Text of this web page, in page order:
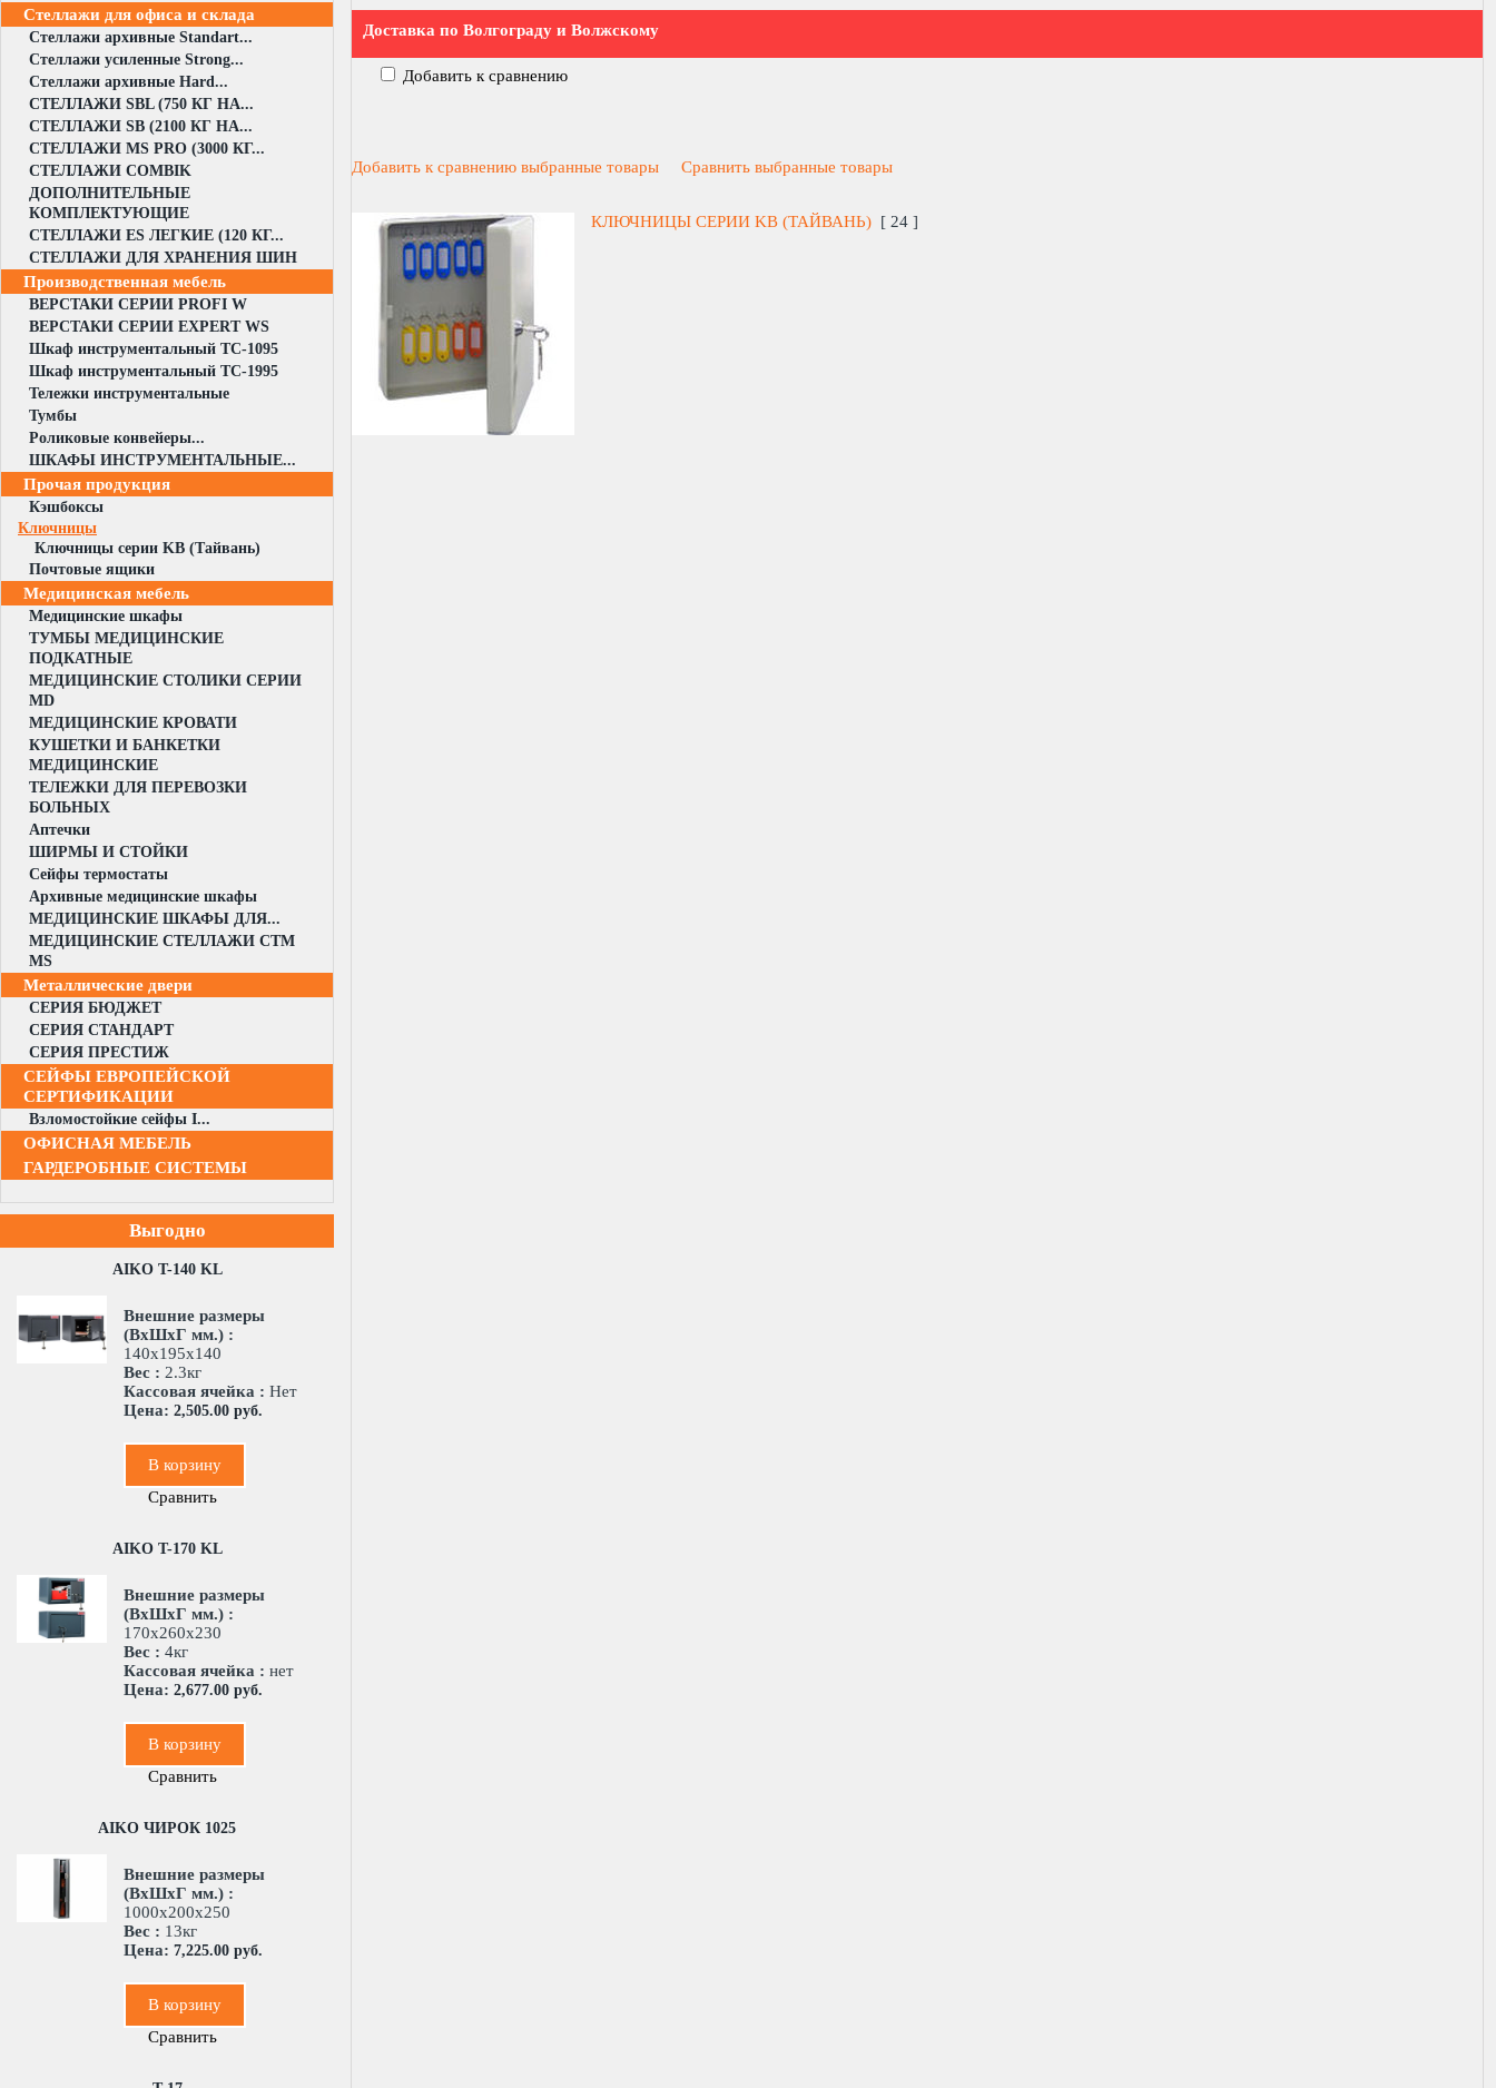
Стеллажи для офиса и склада
Стеллажи архивные Standart...
Стеллажи усиленные Strong...
Стеллажи архивные Hard...
СТЕЛЛАЖИ SBL (750 КГ НА...
СТЕЛЛАЖИ SB (2100 КГ НА...
СТЕЛЛАЖИ MS PRO (3000 КГ...
СТЕЛЛАЖИ COMBIK
ДОПОЛНИТЕЛЬНЫЕ
КОМПЛЕКТУЮЩИЕ
СТЕЛЛАЖИ ES ЛЕГКИЕ (120 КГ...
СТЕЛЛАЖИ ДЛЯ ХРАНЕНИЯ ШИН
Производственная мебель
ВЕРСТАКИ СЕРИИ PROFI W
ВЕРСТАКИ СЕРИИ EXPERT WS
Шкаф инструментальный TC-1095
Шкаф инструментальный TC-1995
Тележки инструментальные
Тумбы
Роликовые конвейеры...
ШКАФЫ ИНСТРУМЕНТАЛЬНЫЕ...
Прочая продукция
Кэшбоксы
Ключницы
Ключницы серии KB (Тайвань)
Почтовые ящики
Медицинская мебель
Медицинские шкафы
ТУМБЫ МЕДИЦИНСКИЕ
ПОДКАТНЫЕ
МЕДИЦИНСКИЕ СТОЛИКИ СЕРИИ
MD
МЕДИЦИНСКИЕ КРОВАТИ
КУШЕТКИ И БАНКЕТКИ
МЕДИЦИНСКИЕ
ТЕЛЕЖКИ ДЛЯ ПЕРЕВОЗКИ
БОЛЬНЫХ
Аптечки
ШИРМЫ И СТОЙКИ
Сейфы термостаты
Архивные медицинские шкафы
МЕДИЦИНСКИЕ ШКАФЫ ДЛЯ...
МЕДИЦИНСКИЕ СТЕЛЛАЖИ CTM
MS
Металлические двери
СЕРИЯ БЮДЖЕТ
СЕРИЯ СТАНДАРТ
СЕРИЯ ПРЕСТИЖ
СЕЙФЫ ЕВРОПЕЙСКОЙ
СЕРТИФИКАЦИИ
Взломостойкие сейфы I...
ОФИСНАЯ МЕБЕЛЬ
ГАРДЕРОБНЫЕ СИСТЕМЫ
Выгодно
AIKO T-140 KL
Внешние размеры
(ВхШхГ мм.) :
140x195x140
Вес : 2.3кг
Кассовая ячейка : Нет
Цена: 2,505.00 руб.
В корзину
Сравнить
AIKO T-170 KL
Внешние размеры
(ВхШхГ мм.) :
170x260x230
Вес : 4кг
Кассовая ячейка : нет
Цена: 2,677.00 руб.
В корзину
Сравнить
AIKO ЧИРОК 1025
Внешние размеры
(ВхШхГ мм.) :
1000x200x250
Вес : 13кг
Цена: 7,225.00 руб.
В корзину
Сравнить
Доставка по Волгограду и Волжскому
Добавить к сравнению
Добавить к сравнению выбранные товары Сравнить выбранные товары
КЛЮЧНИЦЫ СЕРИИ KB (ТАЙВАНЬ) [ 24 ]